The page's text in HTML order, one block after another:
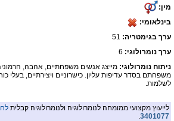
מין:
בינלאומי:
ערך בגימטריה:
ערך נומרולוגי: 6
ניתוח נומרולוגי: מייצג אנשים משפחתיים, אהבה,
משפחתם בסדר עדיפות עליון. כישרוניים ויצירתיים, בעלי
לשלמות.
לייעוץ מקצועי ממומחה לנומרולוגיה ולנומרולוגיה קבלית
3401077
.